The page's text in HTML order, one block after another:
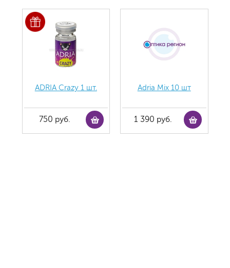
ADRIA Crazy 1 шт.
750 руб.
Adria Mix 10 шт
1 390 руб.